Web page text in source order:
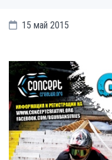
15 май 2015